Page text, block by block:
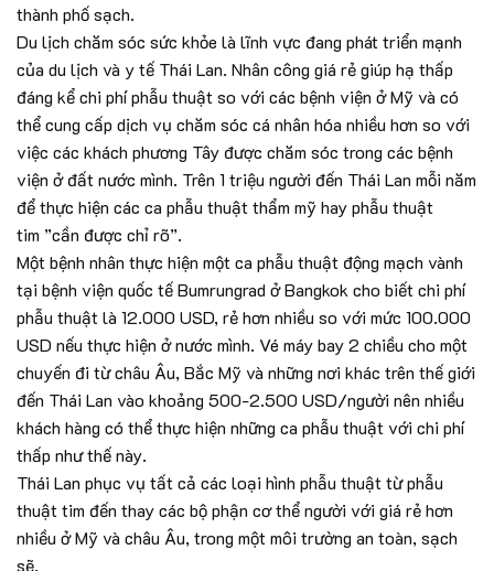
thành phố sạch.
Du lịch chăm sóc sức khỏe là lĩnh vực đang phát triển mạnh
của du lịch và y tế Thái Lan. Nhân công giá rẻ giúp hạ thấp
đáng kể chi phí phẫu thuật so với các bệnh viện ở Mỹ và có
thể cung cấp dịch vụ chăm sóc cá nhân hóa nhiều hơn so với
việc các khách phương Tây được chăm sóc trong các bệnh
viện ở đất nước mình. Trên 1 triệu người đến Thái Lan mỗi năm
để thực hiện các ca phẫu thuật thẩm mỹ hay phẫu thuật
tim ”cần được chỉ rõ”.
Một bệnh nhân thực hiện một ca phẫu thuật động mạch vành
tại bệnh viện quốc tế Bumrungrad ở Bangkok cho biết chi phí
phẫu thuật là 12.000 USD, rẻ hơn nhiều so với mức 100.000
USD nếu thực hiện ở nước mình. Vé máy bay 2 chiều cho một
chuyến đi từ châu Âu, Bắc Mỹ và những nơi khác trên thế giới
đến Thái Lan vào khoảng 500-2.500 USD/người nên nhiều
khách hàng có thể thực hiện những ca phẫu thuật với chi phí
thấp như thế này.
Thái Lan phục vụ tất cả các loại hình phẫu thuật từ phẫu
thuật tim đến thay các bộ phận cơ thể người với giá rẻ hơn
nhiều ở Mỹ và châu Âu, trong một môi trường an toàn, sạch
sẽ.